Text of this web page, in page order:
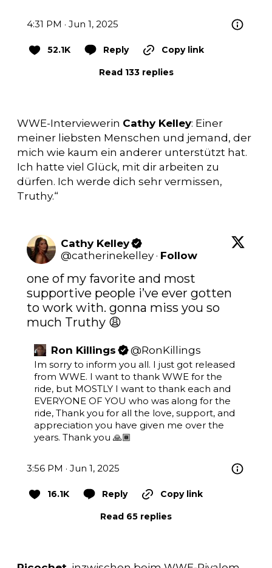
4:31 PM · Jun 1, 2025
52.1K Reply Copy link
Read 133 replies
WWE-Interviewerin Cathy Kelley: Einer
meiner liebsten Menschen und jemand, der
mich wie kaum ein anderer unterstützt hat.
Ich hatte viel Glück, mit dir arbeiten zu
dürfen. Ich werde dich sehr vermissen,
Truthy.“
Cathy Kelley
@catherinekelley · Follow
one of my favorite and most
supportive people i’ve ever gotten
to work with. gonna miss you so
much Truthy 😩
Ron Killings @RonKillings
Im sorry to inform you all. I just got released
from WWE. I want to thank WWE for the
ride, but MOSTLY I want to thank each and
EVERYONE OF YOU who was along for the
ride, Thank you for all the love, support, and
appreciation you have given me over the
years. Thank you 🙏🏾
3:56 PM · Jun 1, 2025
16.1K Reply Copy link
Read 65 replies